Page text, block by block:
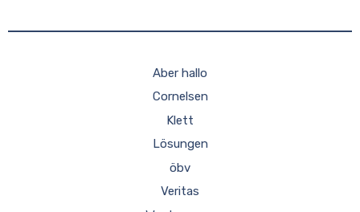
Aber hallo
Cornelsen
Klett
Lösungen
öbv
Veritas